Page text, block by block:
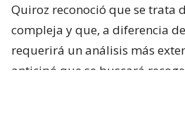
Quiroz reconoció que se trata
compleja y que, a diferencia
requerirá un análisis más
anticipó que se buscará